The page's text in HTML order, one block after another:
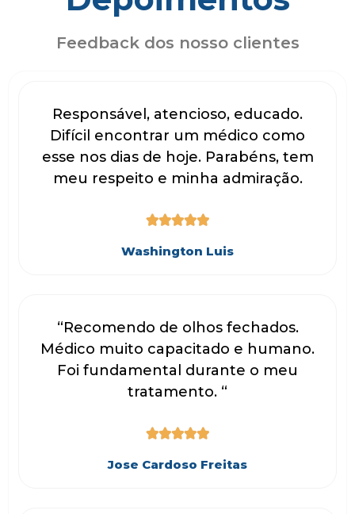
Feedback dos nosso clientes
Responsável, atencioso, educado.
Difícil encontrar um médico como
esse nos dias de hoje. Parabéns, tem
meu respeito e minha admiração.

Washington Luis
“Recomendo de olhos fechados.
Médico muito capacitado e humano.
Foi fundamental durante o meu
tratamento. “

Jose Cardoso Freitas